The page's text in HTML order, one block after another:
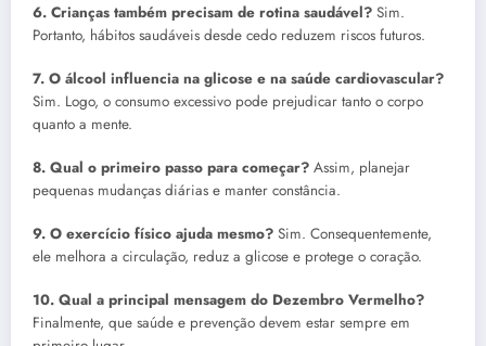
6. Crianças também precisam de rotina saudável? Sim.
Portanto, hábitos saudáveis desde cedo reduzem riscos futuros.
7. O álcool influencia na glicose e na saúde cardiovascular?
Sim. Logo, o consumo excessivo pode prejudicar tanto o corpo
quanto a mente.
8. Qual o primeiro passo para começar? Assim, planejar
pequenas mudanças diárias e manter constância.
9. O exercício físico ajuda mesmo? Sim. Consequentemente,
ele melhora a circulação, reduz a glicose e protege o coração.
10. Qual a principal mensagem do Dezembro Vermelho?
Finalmente, que saúde e prevenção devem estar sempre em